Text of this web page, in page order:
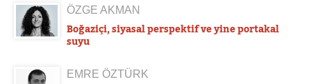
ÖZGE AKMAN
Boğaziçi, siyasal perspektif ve yine portakal
suyu
EMRE ÖZTÜRK